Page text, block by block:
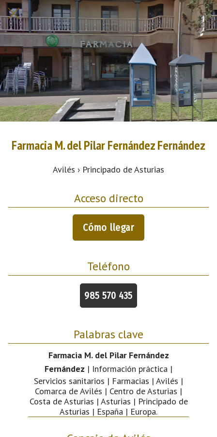
Farmacia M. del Pilar Fernández Fernández
Avilés › Principado de Asturias
Acceso directo
Cómo llegar
Teléfono
985 570 435
Palabras clave
Farmacia M. del Pilar Fernández
Fernández | Información práctica |
Servicios sanitarios | Farmacias | Avilés |
Comarca de Avilés | Centro de Asturias |
Costa de Asturias | Asturias | Principado de
Asturias | España | Europa.